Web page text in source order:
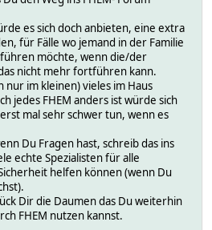
es sich doch anbieten, eine extra
für Fälle wo jemand in der Familie
möchte, wenn die/der
nicht mehr fortführen kann.
nur im kleinen) vieles im Haus
jedes FHEM anders ist würde sich
mal sehr schwer tun, wenn es
Du Fragen hast, schreib das ins
echte Spezialisten für alle
helfen können (wenn Du
Dir die Daumen das Du weiterhin
FHEM nutzen kannst.